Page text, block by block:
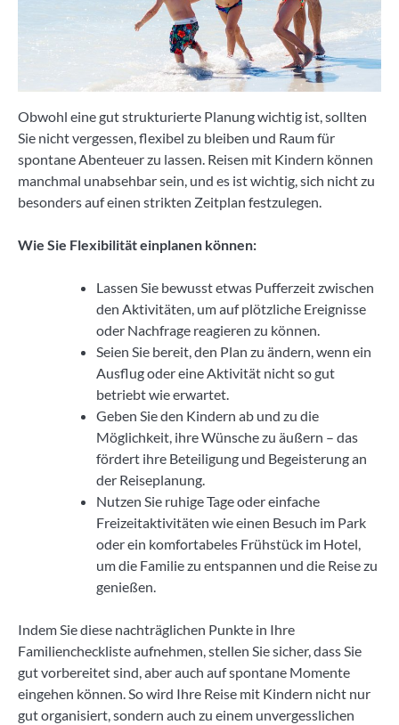
Obwohl eine gut strukturierte Planung wichtig ist, sollten
Sie nicht vergessen, flexibel zu bleiben und Raum für
spontane Abenteuer zu lassen. Reisen mit Kindern können
manchmal unabsehbar sein, und es ist wichtig, sich nicht zu
besonders auf einen strikten Zeitplan festzulegen.
Wie Sie Flexibilität einplanen können:
Lassen Sie bewusst etwas Pufferzeit zwischen
den Aktivitäten, um auf plötzliche Ereignisse
oder Nachfrage reagieren zu können.
Seien Sie bereit, den Plan zu ändern, wenn ein
Ausflug oder eine Aktivität nicht so gut
betriebt wie erwartet.
Geben Sie den Kindern ab und zu die
Möglichkeit, ihre Wünsche zu äußern – das
fördert ihre Beteiligung und Begeisterung an
der Reiseplanung.
Nutzen Sie ruhige Tage oder einfache
Freizeitaktivitäten wie einen Besuch im Park
oder ein komfortabeles Frühstück im Hotel,
um die Familie zu entspannen und die Reise zu
genießen.
Indem Sie diese nachträglichen Punkte in Ihre
Familiencheckliste aufnehmen, stellen Sie sicher, dass Sie
gut vorbereitet sind, aber auch auf spontane Momente
eingehen können. So wird Ihre Reise mit Kindern nicht nur
gut organisiert, sondern auch zu einem unvergesslichen